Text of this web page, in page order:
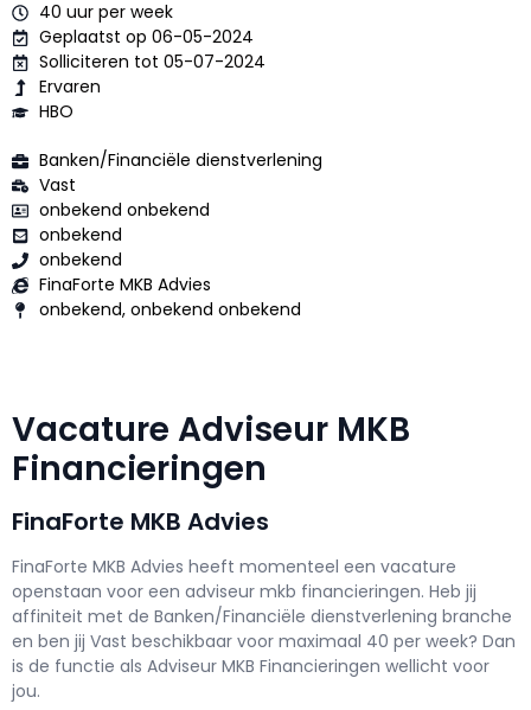
40 uur per week
Geplaatst op 06-05-2024
Solliciteren tot 05-07-2024
Ervaren
HBO
Banken/Financiële dienstverlening
Vast
onbekend onbekend
onbekend
onbekend
FinaForte MKB Advies
onbekend, onbekend onbekend
Vacature Adviseur MKB
Financieringen
FinaForte MKB Advies
FinaForte MKB Advies heeft momenteel een vacature
openstaan voor een adviseur mkb financieringen. Heb jij
affiniteit met de Banken/Financiële dienstverlening branche
en ben jij Vast beschikbaar voor maximaal 40 per week? Dan
is de functie als Adviseur MKB Financieringen wellicht voor
jou.